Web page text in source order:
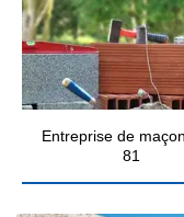
Entreprise de
81